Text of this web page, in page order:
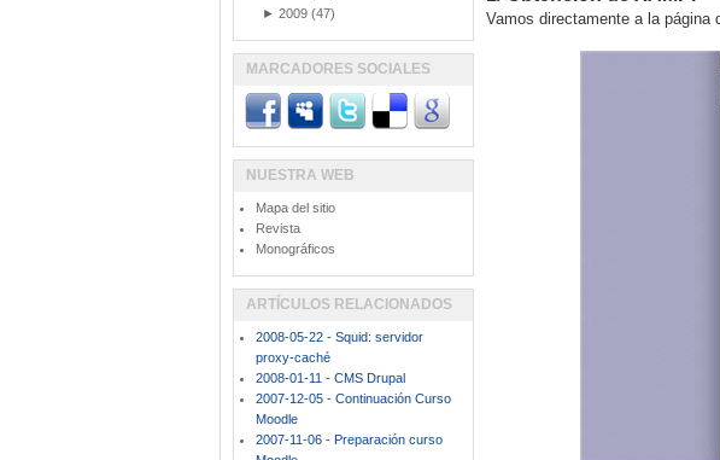
Vamos directamente a la página
► 2009 (47)
MARCADORES SOCIALES
NUESTRA WEB
Mapa del sitio
Revista
Monográficos
ARTÍCULOS RELACIONADOS
2008-05-22 - Squid: servidor
proxy-caché
2008-01-11 - CMS Drupal
2007-12-05 - Continuación Curso
Moodle
2007-11-06 - Preparación curso